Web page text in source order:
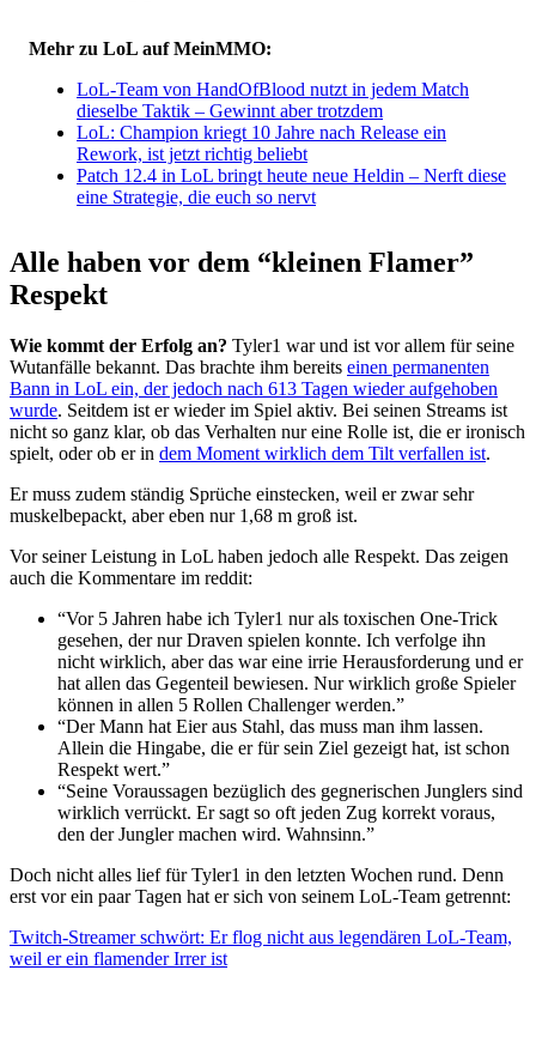
Mehr zu LoL auf MeinMMO:
LoL-Team von HandOfBlood nutzt in jedem Match
dieselbe Taktik – Gewinnt aber trotzdem
LoL: Champion kriegt 10 Jahre nach Release ein
Rework, ist jetzt richtig beliebt
Patch 12.4 in LoL bringt heute neue Heldin – Nerft diese
eine Strategie, die euch so nervt
Alle haben vor dem “kleinen Flamer”
Respekt
Wie kommt der Erfolg an? Tyler1 war und ist vor allem für seine
Wutanfälle bekannt. Das brachte ihm bereits einen permanenten
Bann in LoL ein, der jedoch nach 613 Tagen wieder aufgehoben
wurde. Seitdem ist er wieder im Spiel aktiv. Bei seinen Streams ist
nicht so ganz klar, ob das Verhalten nur eine Rolle ist, die er ironisch
spielt, oder ob er in dem Moment wirklich dem Tilt verfallen ist.
Er muss zudem ständig Sprüche einstecken, weil er zwar sehr
muskelbepackt, aber eben nur 1,68 m groß ist.
Vor seiner Leistung in LoL haben jedoch alle Respekt. Das zeigen
auch die Kommentare im reddit:
“Vor 5 Jahren habe ich Tyler1 nur als toxischen One-Trick
gesehen, der nur Draven spielen konnte. Ich verfolge ihn
nicht wirklich, aber das war eine irrie Herausforderung und er
hat allen das Gegenteil bewiesen. Nur wirklich große Spieler
können in allen 5 Rollen Challenger werden.”
“Der Mann hat Eier aus Stahl, das muss man ihm lassen.
Allein die Hingabe, die er für sein Ziel gezeigt hat, ist schon
Respekt wert.”
“Seine Voraussagen bezüglich des gegnerischen Junglers sind
wirklich verrückt. Er sagt so oft jeden Zug korrekt voraus,
den der Jungler machen wird. Wahnsinn.”
Doch nicht alles lief für Tyler1 in den letzten Wochen rund. Denn
erst vor ein paar Tagen hat er sich von seinem LoL-Team getrennt:
Twitch-Streamer schwört: Er flog nicht aus legendären LoL-Team,
weil er ein flamender Irrer ist